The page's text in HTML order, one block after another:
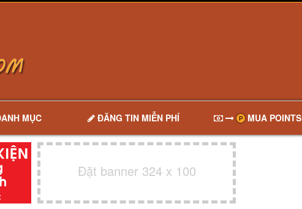
MỤC ĐĂNG TIN MIỄN PHÍ MUA POINTS
Đặt banner 324 x 100